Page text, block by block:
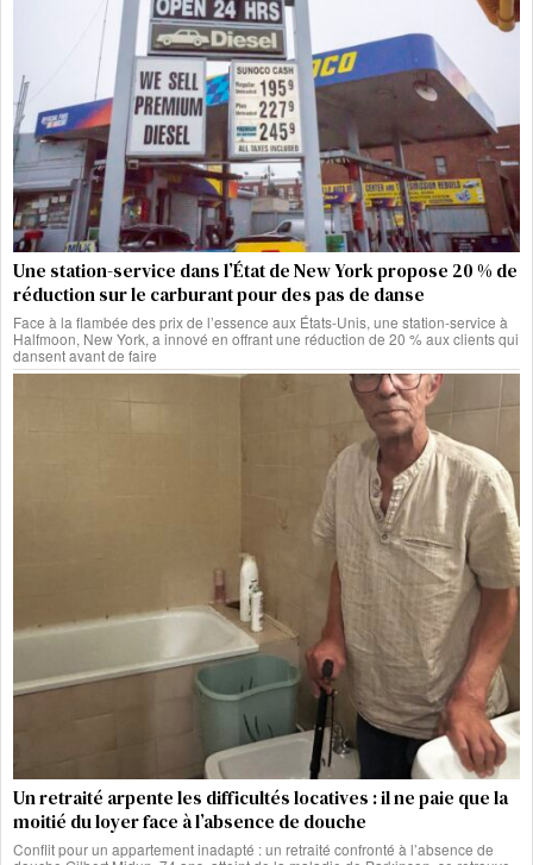
Une station-service dans l’État de New York propose 20 % de
réduction sur le carburant pour des pas de danse
Face à la flambée des prix de l’essence aux États-Unis, une station-service à
Halfmoon, New York, a innové en offrant une réduction de 20 % aux clients qui
dansent avant de faire
Un retraité arpente les difficultés locatives : il ne paie que la
moitié du loyer face à l’absence de douche
Conflit pour un appartement inadapté : un retraité confronté à l’absence de